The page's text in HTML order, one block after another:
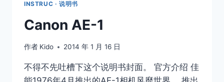
INSTRUC · 说明书
Canon AE-1
作者 Kido 2014 年 1 月 16 日
不得不先吐槽下这个说明书封面。 官方介绍 佳